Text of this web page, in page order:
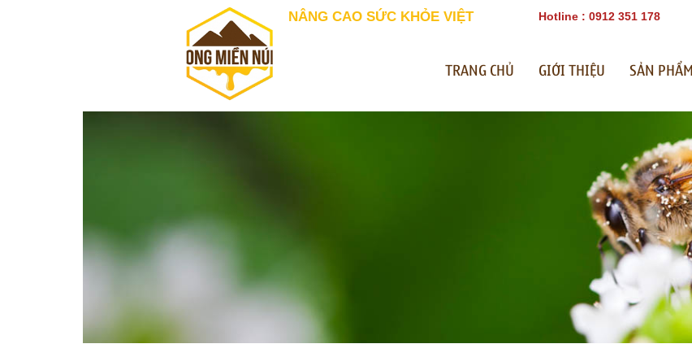
NÂNG CAO SỨC KHỎE VIỆT Hotline : 0912 351 178
TRANG CHỦ GIỚI THIỆU SẢN PHẨM